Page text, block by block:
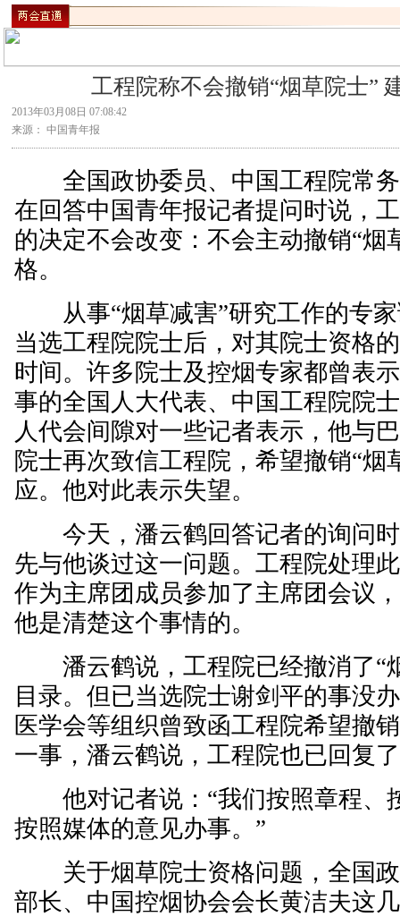
工程院称不会撤销“烟草院士”
2013年03月08日 07:08:42
来源： 中国青年报
全国政协委员、中国工程院常务
在回答中国青年报记者提问时说，
的决定不会改变：不会主动撤销“烟
格。
从事“烟草减害”研究工作的专家
当选工程院院士后，对其院士资格
时间。许多院士及控烟专家都曾表
事的全国人大代表、中国工程院院
人代会间隙对一些记者表示，他与
院士再次致信工程院，希望撤销“烟
应。他对此表示失望。
今天，潘云鹤回答记者的询问时
先与他谈过这一问题。工程院处理
作为主席团成员参加了主席团会议
他是清楚这个事情的。
潘云鹤说，工程院已经撤消了“
目录。但已当选院士谢剑平的事没
医学会等组织曾致函工程院希望撤
一事，潘云鹤说，工程院也已回复
他对记者说：“我们按照章程、
按照媒体的意见办事。”
关于烟草院士资格问题，全国政
部长、中国控烟协会会长黄洁夫这